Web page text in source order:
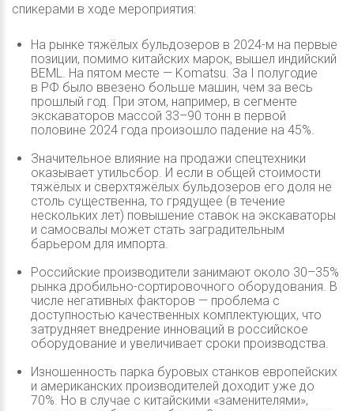
спикерами в ходе мероприятия:
На рынке тяжёлых бульдозеров в 2024-м на первые
позиции, помимо китайских марок, вышел индийский
BEML. На пятом месте — Komatsu. За I полугодие
в РФ было ввезено больше машин, чем за весь
прошлый год. При этом, например, в сегменте
экскаваторов массой 33–90 тонн в первой
половине 2024 года произошло падение на 45%.
Значительное влияние на продажи спецтехники
оказывает утильсбор. И если в общей стоимости
тяжёлых и сверхтяжёлых бульдозеров его доля не
столь существенна, то грядущее (в течение
нескольких лет) повышение ставок на экскаваторы
и самосвалы может стать заградительным
барьером для импорта.
Российские производители занимают около 30–35%
рынка дробильно-сортировочного оборудования. В
числе негативных факторов — проблема с
доступностью качественных комплектующих, что
затрудняет внедрение инноваций в российское
оборудование и увеличивает сроки производства.
Изношенность парка буровых станков европейских
и американских производителей доходит уже до
70%. Но в случае с китайскими «заменителями»,